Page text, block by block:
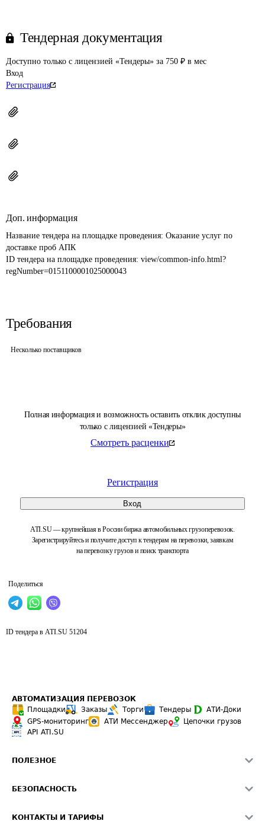
Полная информация и возможность оставить отклик доступны
только с лицензией «Тендеры»
Смотреть расценки
Регистрация
Вход
ATI.SU — крупнейшая в России биржа автомобильных грузоперевозок.
Зарегистрируйтесь и получите доступ к тендерам на перевозки, заявкам
на перевозку грузов и поиск транспорта
Поделиться
Тендерная документация
Доступно только с лицензией «Тендеры» за 750 ₽ в мес
Вход
Регистрация
Доп. информация
Название тендера на площадке проведения: Оказание услуг по
доставке проб АПК
ID тендера на площадке проведения: view/common-info.html?
regNumber=0151100001025000043
Требования
Несколько поставщиков
ID тендера в ATI.SU 51204
АВТОМАТИЗАЦИЯ ПЕРЕВОЗОК
Площадки
Заказы Торги Тендеры
АТИ-Доки
GPS-мониторинг
АТИ Мессенджер
Цепочки грузов
API ATI.SU
ПОЛЕЗНОЕ
Звезды ATI.SU на вашем сайте
БЕЗОПАСНОСТЬ
КОНТАКТЫ И ТАРИФЫ